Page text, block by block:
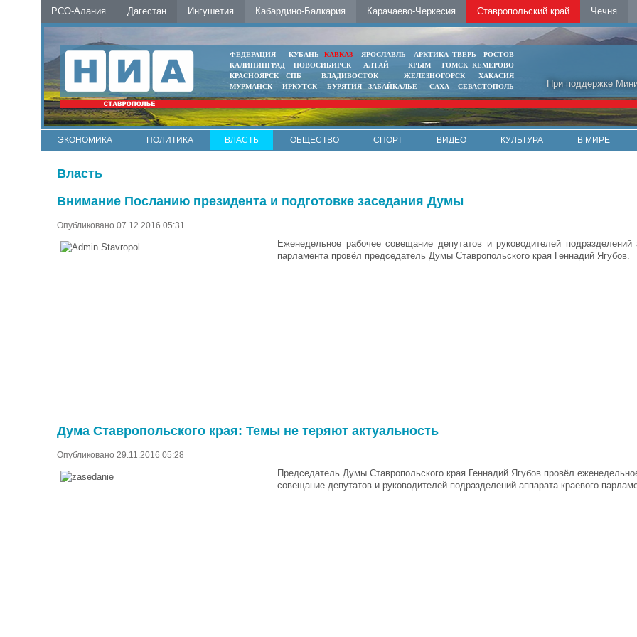
РСО-Алания Дагестан Ингушетия Кабардино-Балкария Карачаево-Черкесия Ставропольский край Чечня
При поддержке
ФЕДЕРАЦИЯ КУБАНЬ КАВКАЗ ЯРОСЛАВЛЬ АРКТИКА ТВЕРЬ
РОСТОВ
КАЛИНИНГРАД
НОВОСИБИРСК АЛТАЙ КРЫМ ТОМСК КЕМЕРОВО
КРАСНОЯРСК
СПБ ВЛАДИВОСТОК ЖЕЛЕЗНОГОРСК
ХАКАСИЯ
МУРМАНСК
ИРКУТСК БУРЯТИЯ ЗАБАЙКАЛЬЕ САХА СЕВАСТОПОЛЬ
ЭКОНОМИКА ПОЛИТИКА ВЛАСТЬ ОБЩЕСТВО СПОРТ ВИДЕО КУЛЬТУРА В МИРЕ
Власть
Внимание Посланию президента и подготовке заседания Думы
Опубликовано 07.12.2016 05:31
Еженедельное рабочее совещание депутатов и руководителей подразделений
парламента провёл председатель Думы Ставропольского края Геннадий Ягубов.
Дума Ставропольского края: Темы не теряют актуальность
Опубликовано 29.11.2016 05:28
Председатель Думы Ставропольского края Геннадий Ягубов провёл
совещание депутатов и руководителей подразделений аппарата краевого